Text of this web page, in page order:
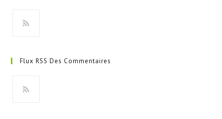
un
onglet
Flux RSS Des Commentaires